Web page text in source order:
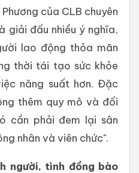
Phương của CLB chuyên
giải đấu nhiều ý nghĩa,
lao động thỏa mãn
thời tái tạo sức khỏe
năng suất hơn. Đặc
thêm quy mô và đối
cần phải đem lại sân
nhân và viên chức".
người, tình đồng bào